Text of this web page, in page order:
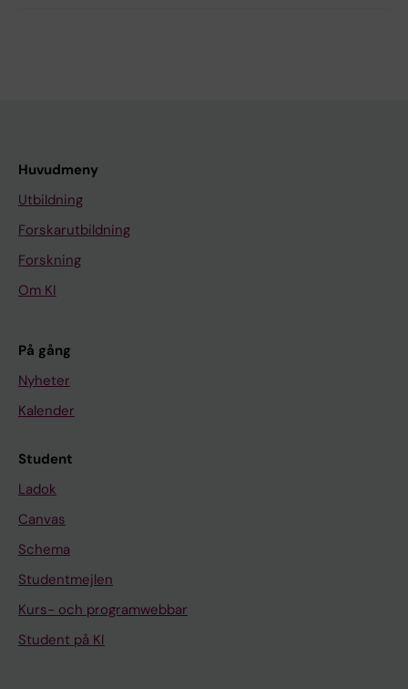
Huvudmeny
Utbildning
Forskarutbildning
Forskning
Om KI
På gång
Nyheter
Kalender
Student
Ladok
Canvas
Schema
Studentmejlen
Kurs- och programwebbar
Student på KI